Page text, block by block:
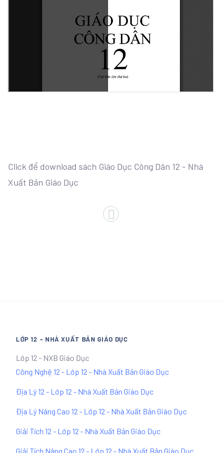
Click để download sách Giáo Dục Công Dân 12 - Nhà
Xuất Bản Giáo Dục
LỚP 12 - NHÀ XUẤT BẢN GIÁO DỤC
Lớp 12 - NXB Giáo Dục
Công Nghệ 12 - Lớp 12 - Nhà Xuất Bản Giáo Dục
Địa Lý 12 - Lớp 12 - Nhà Xuất Bản Giáo Dục
Địa Lý Nâng Cao 12 - Lớp 12 - Nhà Xuất Bản Giáo Dục
Giải Tích 12 - Lớp 12 - Nhà Xuất Bản Giáo Dục
Giải Tích Nâng Cao 12 - Lớp 12 - Nhà Xuất Bản Giáo Dục